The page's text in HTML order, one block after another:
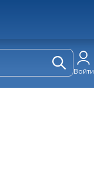
Войти